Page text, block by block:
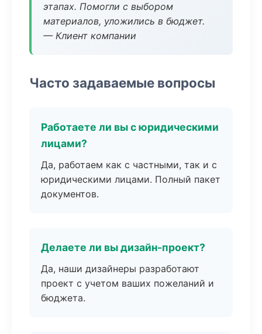
этапах. Помогли с выбором
материалов, уложились в бюджет.
— Клиент компании
Часто задаваемые вопросы
Работаете ли вы с юридическими
лицами?
Да, работаем как с частными, так и с
юридическими лицами. Полный пакет
документов.
Делаете ли вы дизайн-проект?
Да, наши дизайнеры разработают
проект с учетом ваших пожеланий и
бюджета.